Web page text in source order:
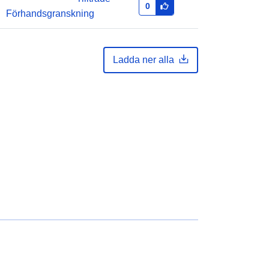
Förhandsgranskning
0
Ladda ner alla